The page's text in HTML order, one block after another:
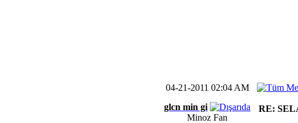
04-21-2011 02:04 AM
glcn min gi
Minoz Fan
RE: